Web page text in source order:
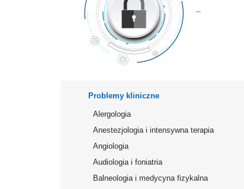
Problemy kliniczne
Alergologia
Anestezjologia i intensywna terapia
Angiologia
Audiologia i foniatria
Balneologia i medycyna fizykalna